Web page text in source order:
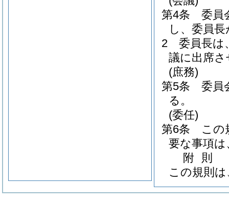
第4条
委員
し、委員
2
委員長は
議に出席
(庶務)
第5条
委員
る。
(委任)
第6条
この
要な事項
附 則
この規則